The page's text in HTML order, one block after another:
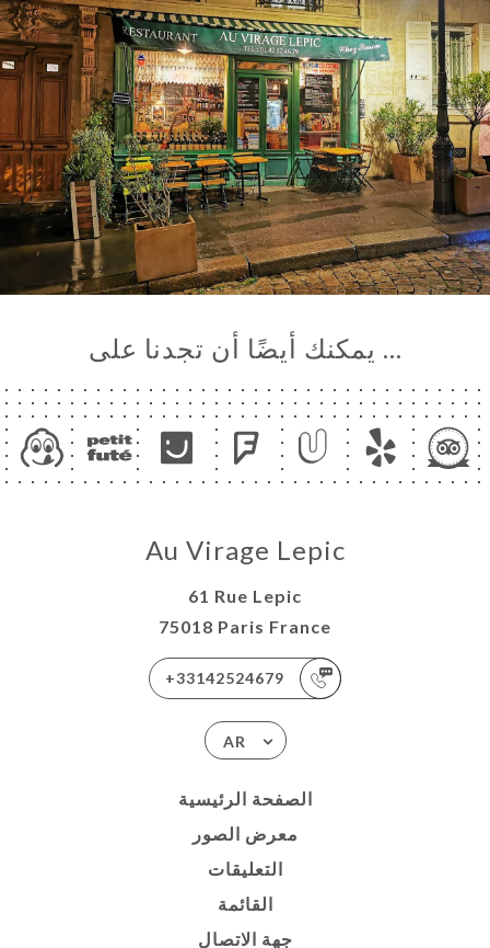
… يمكنك أيضًا أن تجدنا على
Au Virage Lepic
61 Rue Lepic
75018 Paris France
+33142524679
AR
الصفحة الرئيسية
معرض الصور
التعليقات
القائمة
جهة الاتصال